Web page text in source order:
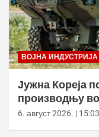
ВОЈНА ИНДУСТРИЈА
Јужна Кореја
производњу
6. август 2026. | 15:03